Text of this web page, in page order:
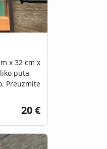
x 32 cm x
puta
Preuzmite
20 €